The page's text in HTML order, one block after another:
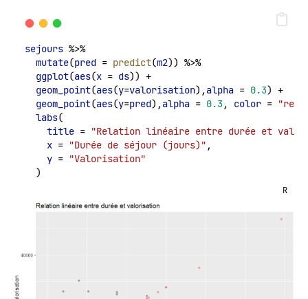
sejours %>%
mutate(pred = predict(m2)) %>%
ggplot(aes(x = ds)) +
geom_point(aes(y=valorisation), alpha = 0.3) +
geom_point(aes(y=pred), alpha = 0.3, color = "red"
labs(
title = "Relation linéaire entre durée et
x = "Durée de séjour (jours)" ,
y = "Valorisation"
  )
R